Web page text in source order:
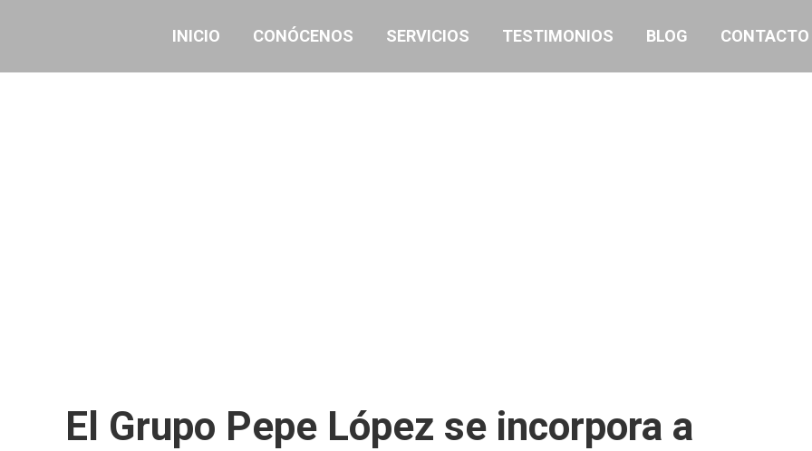
INICIO CONÓCENOS SERVICIOS TESTIMONIOS BLOG CONTACTO
El Grupo Pepe López se incorpora a